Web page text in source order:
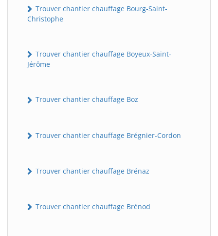
Trouver chantier chauffage Bourg-Saint-
Christophe
Trouver chantier chauffage Boyeux-Saint-
Jérôme
Trouver chantier chauffage Boz
Trouver chantier chauffage Brégnier-Cordon
Trouver chantier chauffage Brénaz
Trouver chantier chauffage Brénod